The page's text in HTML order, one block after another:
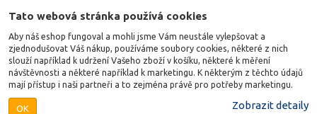
Tato webová stránka používá cookies
Aby náš eshop fungoval a mohli jsme Vám neustále vylepšovat a
zjednodušovat Váš nákup, používáme soubory cookies, některé z nich
slouží například k udržení Vašeho zboží v košíku, některé k měření
návštěvnosti a některé například k marketingu. K některým z těchto údajů
mají přístup i naši partneři a to zejména právě pro potřeby marketingu.
OK Zobrazit detaily